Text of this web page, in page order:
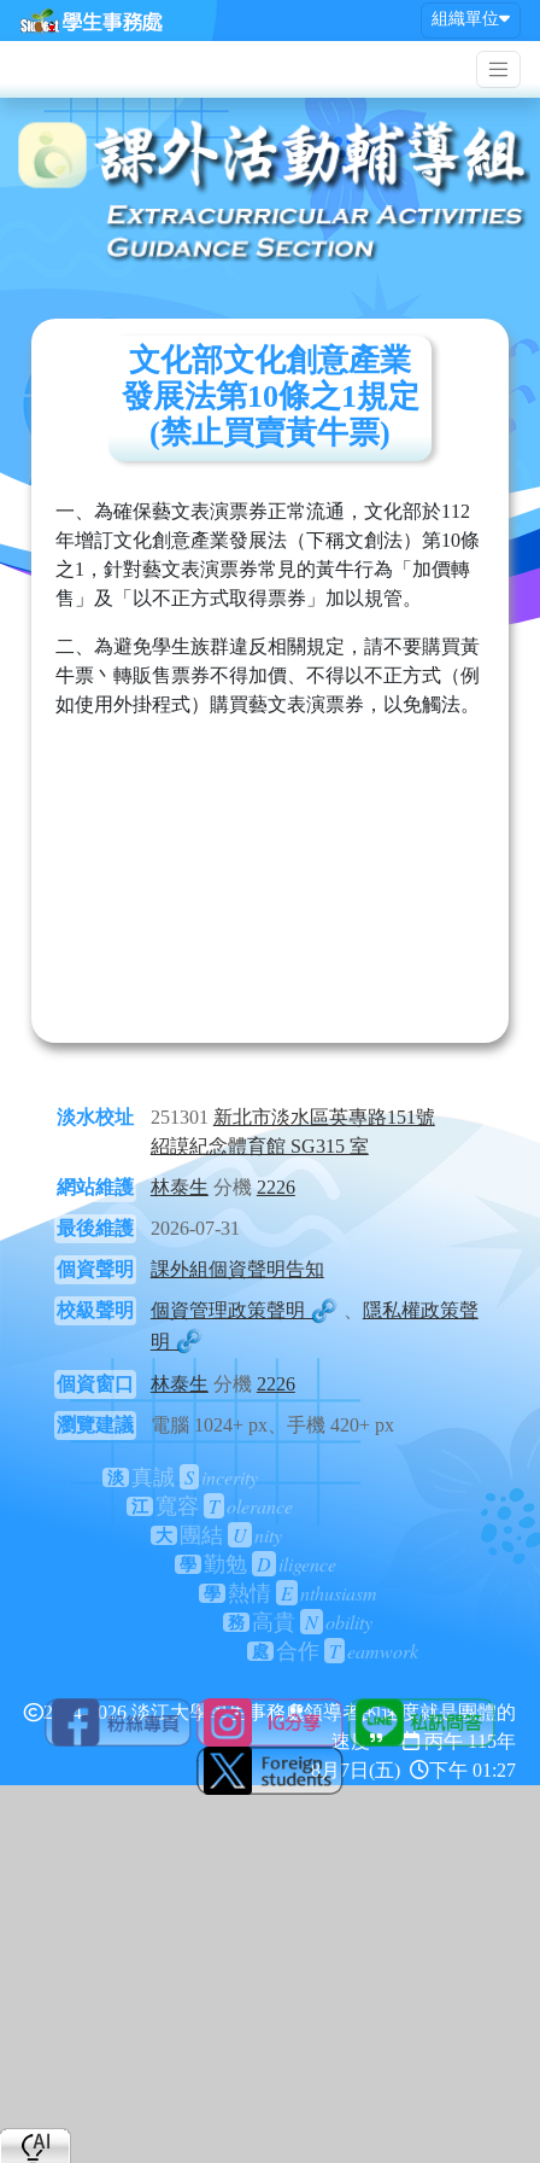
組織單位
文化部文化創意產業
發展法第10條之1規定
(禁止買賣黃牛票)
一、為確保藝文表演票券正常流通，文化部於112
年增訂文化創意產業發展法（下稱文創法）第10條
之1，針對藝文表演票券常見的黃牛行為「加價轉
售」及「以不正方式取得票券」加以規管。
二、為避免學生族群違反相關規定，請不要購買黃
牛票丶轉販售票券不得加價、不得以不正方式（例
如使用外掛程式）購買藝文表演票券，以免觸法。
淡水校址 251301 新北市淡水區英專路151號
紹謨紀念體育館 SG315 室
網站維護
林泰生 分機 2226
最後維護
2026-07-31
個資聲明
課外組個資聲明告知
校級聲明
個資管理政策聲明 、
隱私權政策聲
明
個資窗口 林泰生 分機 2226
瀏覽建議
電腦 1024+ px、手機 420+ px
淡 真誠 S incerity
江 寬容 T olerance
大 團結 U nity
學 勤勉 D iligence
學 熱情 E nthusiasm
務 高貴 N obility
處 合作 T eamwork
2024-2026 淡江大學學生事務處領導者的速度就是團體的
速度
丙午 115年
8月7日(五)
下午 01:27